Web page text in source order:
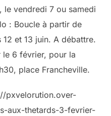
le vendredi 7 ou samedi
: Boucle à partir de
et 13 juin. A débattre.
le 6 février, pour la
place Francheville.
pxvelorution.over-
aux-thetards-3-fevrier-